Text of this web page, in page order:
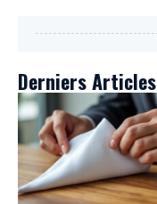
Derniers Articles